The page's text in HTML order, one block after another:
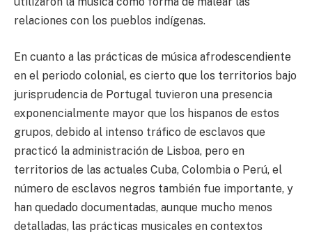
relaciones con los pueblos indígenas.
En cuanto a las prácticas de música afrodescendiente
en el periodo colonial, es cierto que los territorios bajo
jurisprudencia de Portugal tuvieron una presencia
exponencialmente mayor que los hispanos de estos
grupos, debido al intenso tráfico de esclavos que
practicó la administración de Lisboa, pero en
territorios de las actuales Cuba, Colombia o Perú, el
número de esclavos negros también fue importante, y
han quedado documentadas, aunque mucho menos
detalladas, las prácticas musicales en contextos